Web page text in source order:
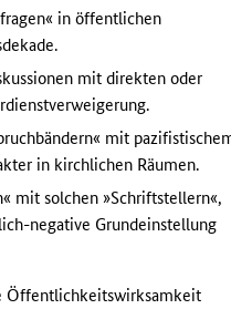
in öffentlichen
mit direkten oder
mit
in kirchlichen Räumen.
mit solchen »Schriftstellern«,
negative Grundeinstellung
Öffentlichkeitswirksamkeit